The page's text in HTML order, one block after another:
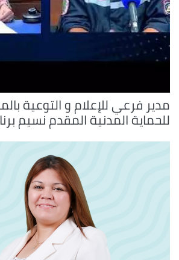
مدير فرعي للإعلام و التوعية
للحماية المدنية المقدم نسيم